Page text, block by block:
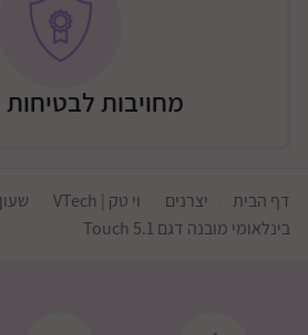
📷 מצלמה
❤️ שליחת לבבות
🖼 אלבום תמונות
מחויבות לבטיחות
דף הבית יצרנים וי טק | VTech
בינלאומי מובנה דגם Touch 5.1